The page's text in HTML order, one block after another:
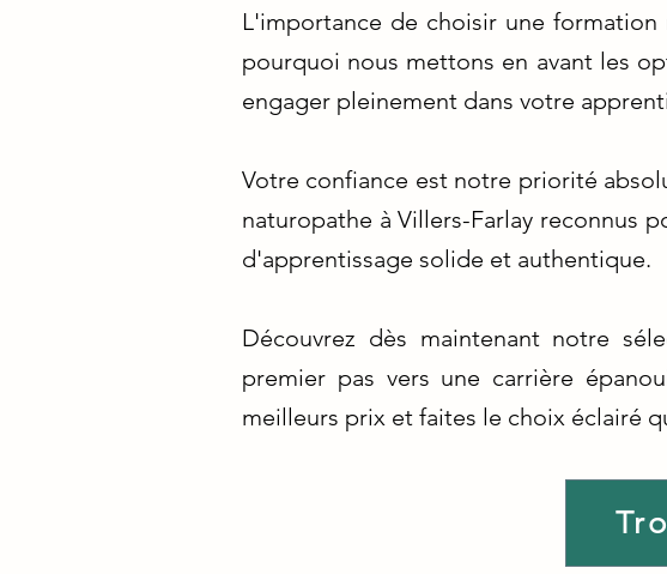
L'importance de choisir une
pourquoi nous mettons en avant les
engager pleinement dans votre
Votre confiance est notre priorité
naturopathe à Villers-Farlay reconnus
d'apprentissage solide et authentique.
Découvrez dès maintenant notre
premier pas vers une carrière
meilleurs prix et faites le choix éclairé